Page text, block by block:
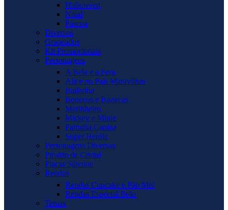
Halloween
Natal
Páscoa
Diversos
Grapeados
Kit Promocionais
Personagens
A Bela e a Fera
Alice no País Maravilhas
Bailarina
Bonecos e Bonecas
Marinheiro
Mickey e Minie
Patrulha Canina
Super Heróis
Personagens Diversas
Pirulito de Cristal
Placas Silicone
Rendas
Rendas Cupcake e Pão Mel
Rendas Especial Bolo
Temas